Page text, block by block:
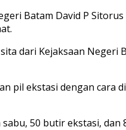
Batam David P
dari Kejaksaan
pil ekstasi dengan cara
50 butir ekstasi,